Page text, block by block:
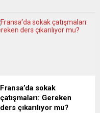
Fransa’da sokak
çatışmaları: Gereken
ders çıkarılıyor mu?